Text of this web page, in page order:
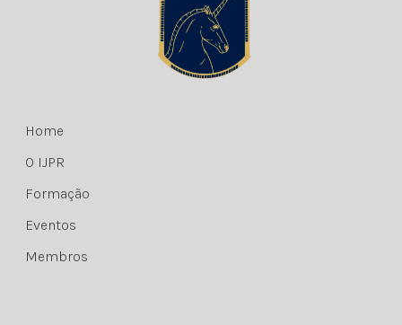
Home
O IJPR
Formação
Eventos
Membros